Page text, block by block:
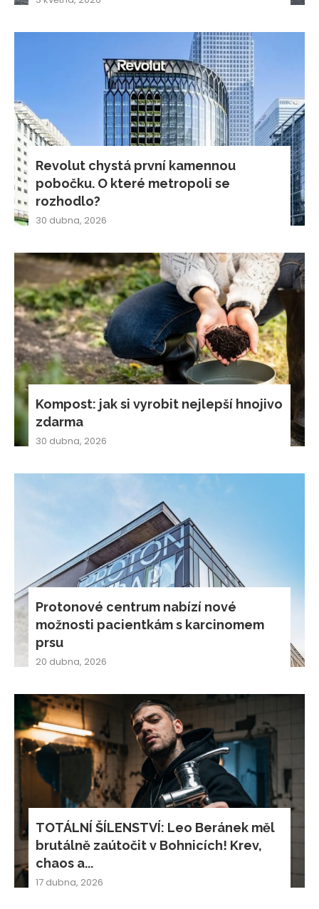
Revolut chystá první kamennou
pobočku. O které metropoli se
rozhodlo?
30 dubna, 2026
Kompost: jak si vyrobit nejlepší hnojivo
zdarma
30 dubna, 2026
Protonové centrum nabízí nové
možnosti pacientkám s karcinomem
prsu
20 dubna, 2026
TOTÁLNÍ ŠÍLENSTVÍ: Leo Beránek měl
brutálně zaútočit v Bohnicích! Krev,
chaos a...
17 dubna, 2026